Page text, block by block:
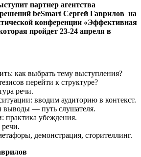
партнер агентства
beSmart Сергей Гаврилов на
конференции «Эффективная
пройдет 23-24 апреля в
как выбрать тему выступления?
перейти к структуре?
речи.
вводим аудиторию в контекст.
выводы — путь слушателя.
практика убеждения.
демонстрация, сторителлинг.